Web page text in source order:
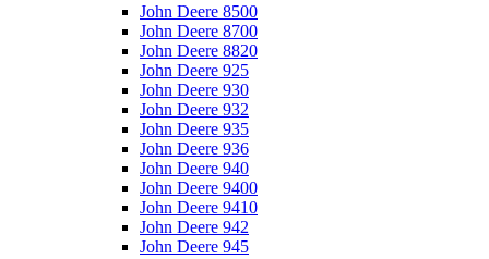
John Deere 8500
John Deere 8700
John Deere 8820
John Deere 925
John Deere 930
John Deere 932
John Deere 935
John Deere 936
John Deere 940
John Deere 9400
John Deere 9410
John Deere 942
John Deere 945